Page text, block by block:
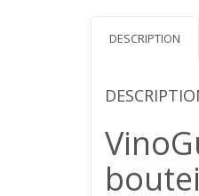
DESCRIPTION